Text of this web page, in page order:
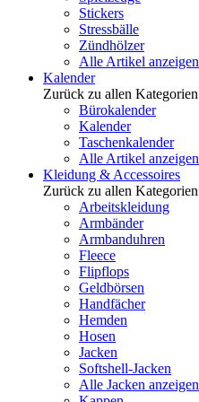
Stickers
Stressbälle
Zündhölzer
Alle Artikel anzeigen
Kalender
Zurück zu allen Kategorien
Bürokalender
Kalender
Taschenkalender
Alle Artikel anzeigen
Kleidung & Accessoires
Zurück zu allen Kategorien
Arbeitskleidung
Armbänder
Armbanduhren
Fleece
Flipflops
Geldbörsen
Handfächer
Hemden
Hosen
Jacken
Softshell-Jacken
Alle Jacken anzeigen